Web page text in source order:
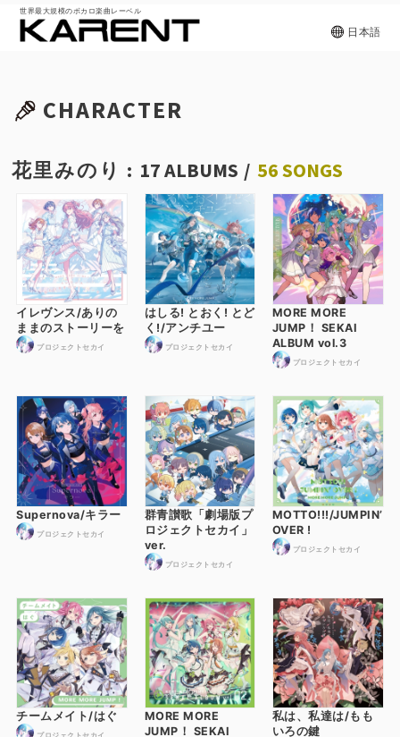
世界最大規模のボカロ楽曲レーベル
日本語
CHARACTER
花里みのり : 17 ALBUMS / 56 SONGS
イレヴンス/ありの
ままのストーリーを
プロジェクトセカイ
はしる! とおく! とど
く!/アンチユー
プロジェクトセカイ
MORE MORE
JUMP！ SEKAI
ALBUM vol.3
プロジェクトセカイ
Supernova/キラー
プロジェクトセカイ
群青讃歌「劇場版プ
ロジェクトセカイ」
ver.
プロジェクトセカイ
MOTTO!!!/JUMPIN’
OVER !
プロジェクトセカイ
チームメイト/はぐ
MORE MORE
JUMP！ SEKAI
私は、私達は/もも
いろの鍵